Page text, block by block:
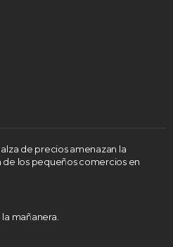
de precios amenazan la
de los pequeños comercios en
mañanera.